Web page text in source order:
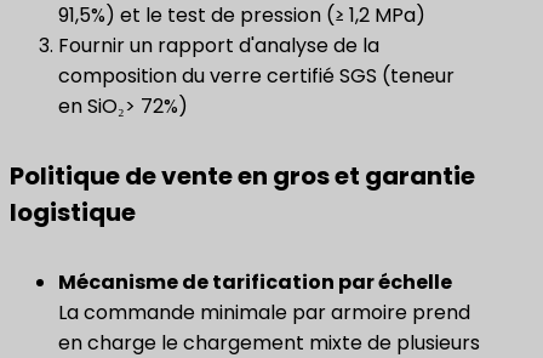
91,5%) et le test de pression (≥ 1,2 MPa)
Fournir un rapport d'analyse de la
composition du verre certifié SGS (teneur
en SiO₂> 72%)
Politique de vente en gros et garantie
logistique
Mécanisme de tarification par échelle
La commande minimale par armoire prend
en charge le chargement mixte de plusieurs